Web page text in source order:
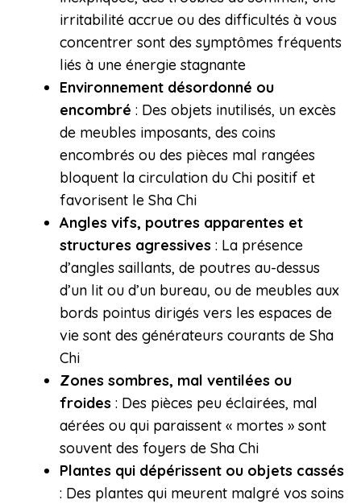
irritabilité accrue ou des difficultés à vous
concentrer sont des symptômes fréquents
liés à une énergie stagnante
Environnement désordonné ou
encombré : Des objets inutilisés, un excès
de meubles imposants, des coins
encombrés ou des pièces mal rangées
bloquent la circulation du Chi positif et
favorisent le Sha Chi
Angles vifs, poutres apparentes et
structures agressives : La présence
d’angles saillants, de poutres au-dessus
d’un lit ou d’un bureau, ou de meubles aux
bords pointus dirigés vers les espaces de
vie sont des générateurs courants de Sha
Chi
Zones sombres, mal ventilées ou
froides : Des pièces peu éclairées, mal
aérées ou qui paraissent « mortes » sont
souvent des foyers de Sha Chi
Plantes qui dépérissent ou objets cassés
: Des plantes qui meurent malgré vos soins